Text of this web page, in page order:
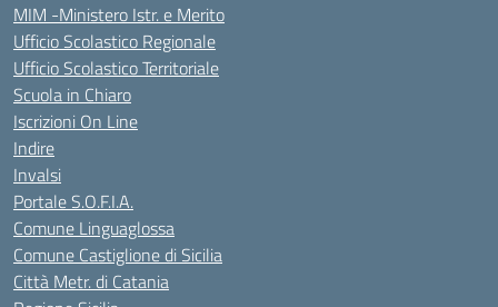
MIM -Ministero Istr. e Merito
Ufficio Scolastico Regionale
Ufficio Scolastico Territoriale
Scuola in Chiaro
Iscrizioni On Line
Indire
Invalsi
Portale S.O.F.I.A.
Comune Linguaglossa
Comune Castiglione di Sicilia
Città Metr. di Catania